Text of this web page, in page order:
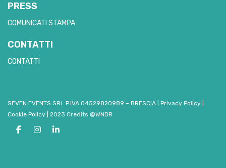
PRESS
COMUNICATI STAMPA
CONTATTI
CONTATTI
SEVEN EVENTS SRL P.IVA 04529820989 – BRESCIA Privacy Policy
Cookie Policy
2023 Credits @WNDR